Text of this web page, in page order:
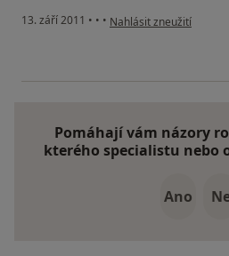
13. září 2011 • • • podle názoru uživatele
Nahlásit zneužití
Pomáhají vám názory
kterého specialistu nebo
Ano